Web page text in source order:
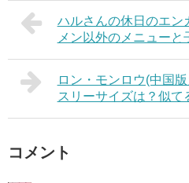
ハルさんの休日のエン
メン以外のメニューと
ロン・モンロウ(中国
スリーサイズは？似て
コメント